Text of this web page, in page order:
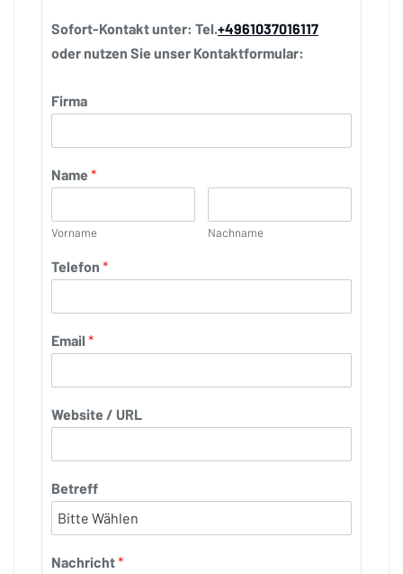
Sofort-Kontakt unter: Tel.+4961037016117
oder nutzen Sie unser Kontaktformular:
Firma
Name *
Vorname Nachname
Telefon *
Email *
Website / URL
Betreff
Nachricht*